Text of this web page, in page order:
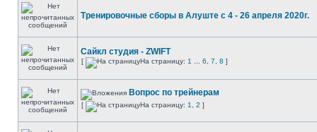
Тренировочные сборы в Алуште c 4 - 26 апреля 2020г.
Сайкл студия - ZWIFT
[ На страницу: 1 6 7 8 ]
Вопрос по трейнерам
[ На страницу: 1 2 ]